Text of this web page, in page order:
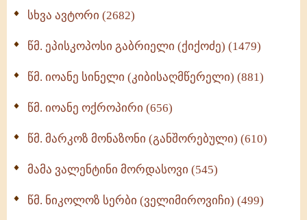
ნაწილი II (369)
სხვა ავტორი (2682)
წმ. ეპისკოპოსი გაბრიელი (ქიქოძე) (1479)
წმ. იოანე სინელი (კიბისაღმწერელი) (881)
წმ. იოანე ოქროპირი (656)
წმ. მარკოზ მონაზონი (განშორებული) (610)
მამა ვალენტინი მორდასოვი (545)
წმ. ნიკოლოზ სერბი (ველიმიროვიჩი) (499)